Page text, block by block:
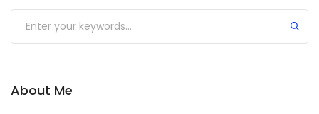
Submit
About Me